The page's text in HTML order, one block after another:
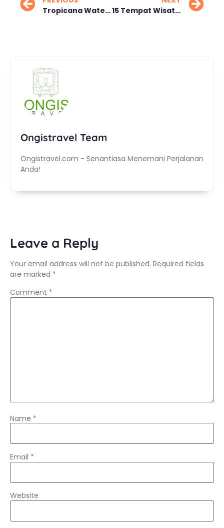
Tropicana Waterpark Depok Seru untuk Keluarga
15 Tempat Wisata Seru di Surabaya Jelajahi Alam Terbuka
Ongistravel Team
Ongistravel.com - Senantiasa Menemani Perjalanan
Anda!
Leave a Reply
Your email address will not be published. Required fields
are marked *
Comment *
Name *
Email *
Website